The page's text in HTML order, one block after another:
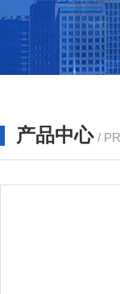
产品中心 /